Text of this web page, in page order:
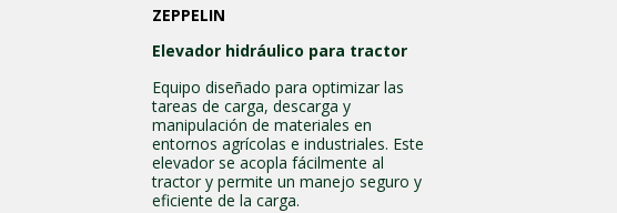
ZEPPELIN
Elevador hidráulico para tractor
Equipo diseñado para optimizar las
tareas de carga, descarga y
manipulación de materiales en
entornos agrícolas e industriales. Este
elevador se acopla fácilmente al
tractor y permite un manejo seguro y
eficiente de la carga.